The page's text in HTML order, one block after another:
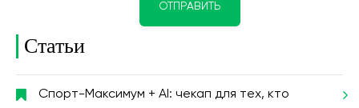
ОТПРАВИТЬ
Статьи
Спорт-Максимум + AI: чекап для тех, кто